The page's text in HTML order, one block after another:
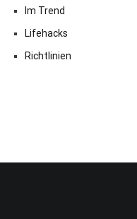
Im Trend
Lifehacks
Richtlinien